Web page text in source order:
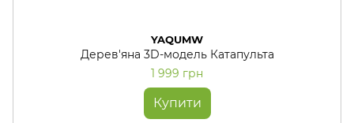
YAQUMW
Дерев'яна 3D-модель Катапульта
1 999 грн
Купити